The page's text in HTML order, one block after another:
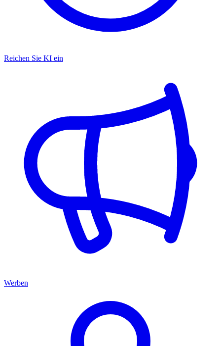
Reichen Sie KI ein
Werben